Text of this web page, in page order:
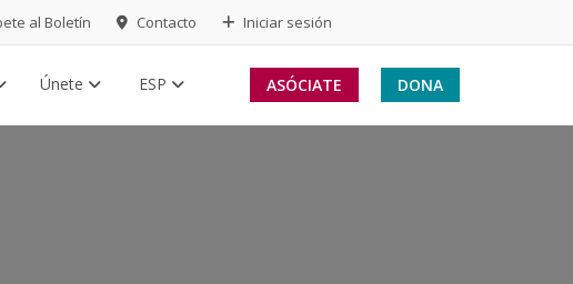
al Boletín Contacto Iniciar sesión
DONA
ASÓCIATE
Únete ESP